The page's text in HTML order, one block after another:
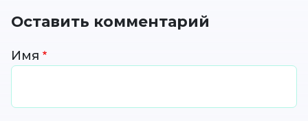
Оставить комментарий
Имя